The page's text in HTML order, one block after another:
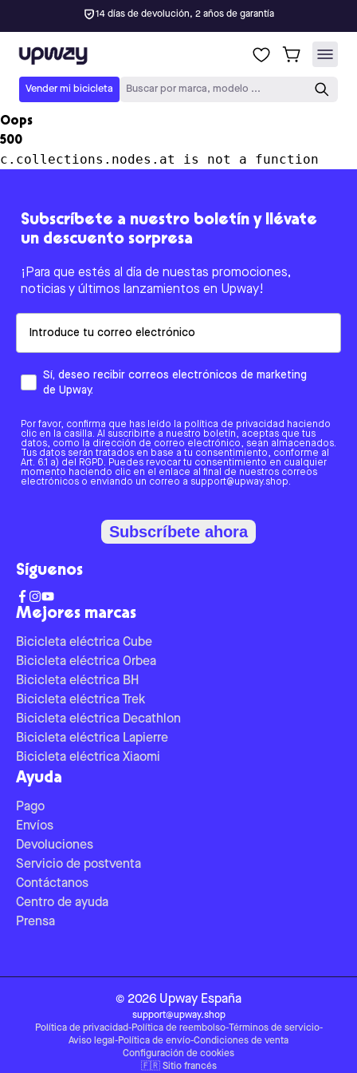
14 días de devolución, 2 años de garantía
Upway
Vender mi bicicleta Buscar por marca, modelo ...
Oops
500
c.collections.nodes.at is not a function
Mejores marcas
Bicicleta eléctrica Cube
Bicicleta eléctrica Orbea
Bicicleta eléctrica BH
Bicicleta eléctrica Trek
Bicicleta eléctrica Decathlon
Bicicleta eléctrica Lapierre
Bicicleta eléctrica Xiaomi
Ayuda
Pago
Envíos
Devoluciones
Servicio de postventa
Contáctanos
Centro de ayuda
Prensa
Subscríbete a nuestro boletín y llévate
un descuento sorpresa
¡Para que estés al día de nuestas promociones,
noticias y últimos lanzamientos en Upway!
Sí, deseo recibir correos electrónicos de marketing
de Upway.
Por favor, confirma que has leído la política de privacidad haciendo
clic en la casilla. Al suscribirte a nuestro boletín, aceptas que tus
datos, como la dirección de correo electrónico, sean almacenados.
Tus datos serán tratados en base a tu consentimiento, conforme al
Art. 6.1 a) del RGPD. Puedes revocar tu consentimiento en cualquier
momento haciendo clic en el enlace al final de nuestros correos
electrónicos o enviando un correo a support@upway.shop.
Subscríbete ahora
Síguenos
© 2026 Upway España
support@upway.shop
Política de privacidad-Política de reembolso-Términos de servicio-
Aviso legal -Política de envío-Condiciones de venta
Configuración de cookies
🇫🇷 Sitio francés